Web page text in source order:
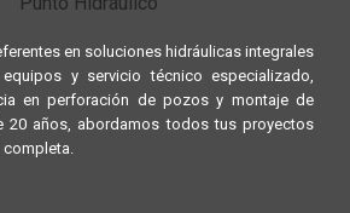
en soluciones hidráulicas integrales
y servicio técnico especializado,
en perforación de pozos y montaje de
20 años, abordamos todos tus proyectos
completa.